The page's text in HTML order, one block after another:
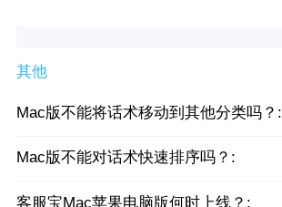
其他
Mac版不能将话术移动到其他分类吗？:
Mac版不能对话术快速排序吗？:
客服宝Mac苹果电脑版何时上线？: